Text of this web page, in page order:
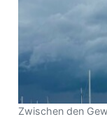
Zwischen den